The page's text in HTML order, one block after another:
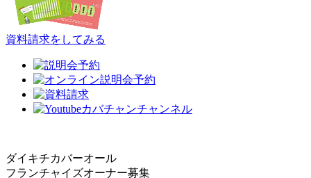
資料請求をしてみる
ダイキチカバーオール
フランチャイズオーナー募集